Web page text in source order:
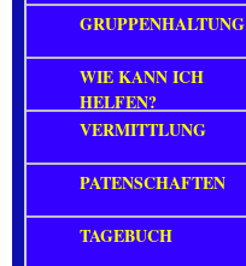
GRUPPENHALTUNG
WIE KANN ICH
HELFEN?
VERMITTLUNG
PATENSCHAFTEN
TAGEBUCH